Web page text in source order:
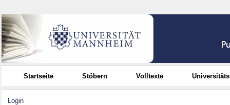
Startseite Stöbern Volltexte
Login